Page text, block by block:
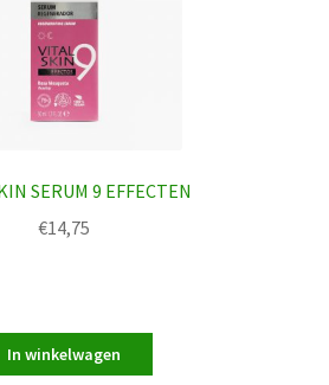
SERUM 9 EFFECTEN
€14,75